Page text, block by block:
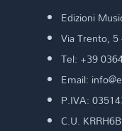
Edizioni
Via Trento,
Tel: +39
Email:
P.IVA:
C.U.